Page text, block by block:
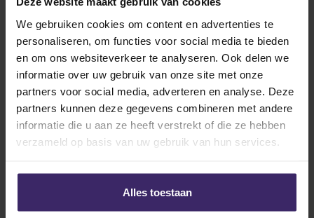
We gebruiken cookies om content en advertenties te
personaliseren, om functies voor social media te bieden
en om ons websiteverkeer te analyseren. Ook delen we
informatie over uw gebruik van onze site met onze
partners voor social media, adverteren en analyse. Deze
partners kunnen deze gegevens combineren met andere
informatie die u aan ze heeft verstrekt of die ze hebben
verzameld op basis van uw gebruik van hun services.
Alles toestaan
athletes
15
May